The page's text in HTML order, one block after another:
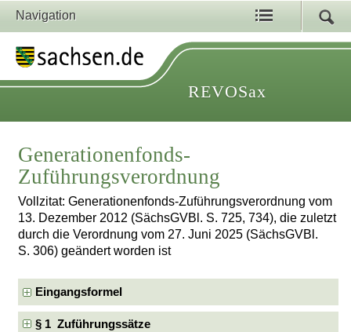
Navigation
REVOSax
Generationenfonds-
Zuführungsverordnung
Vollzitat: Generationenfonds-Zuführungsverordnung vom
13. Dezember 2012 (SächsGVBl. S. 725, 734), die zuletzt
durch die Verordnung vom 27. Juni 2025 (SächsGVBl.
S. 306) geändert worden ist
Eingangsformel
§ 1 Zuführungssätze